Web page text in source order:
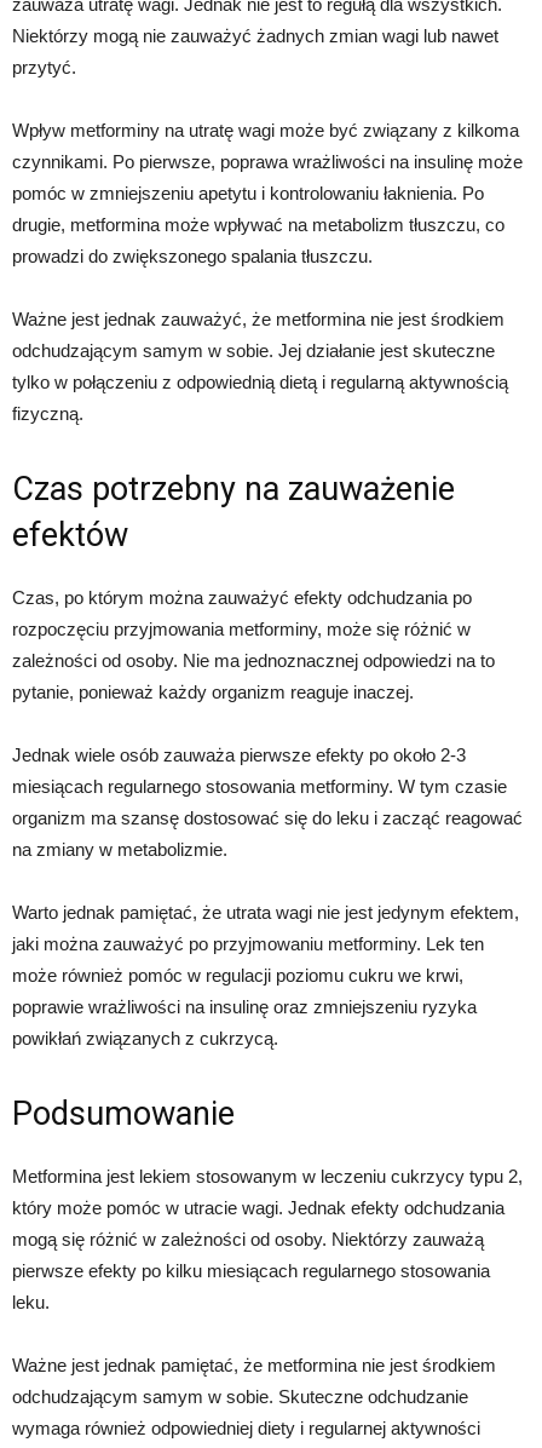
zauważa utratę wagi. Jednak nie jest to regułą dla wszystkich.
Niektórzy mogą nie zauważyć żadnych zmian wagi lub nawet
przytyć.
Wpływ metforminy na utratę wagi może być związany z kilkoma
czynnikami. Po pierwsze, poprawa wrażliwości na insulinę może
pomóc w zmniejszeniu apetytu i kontrolowaniu łaknienia. Po
drugie, metformina może wpływać na metabolizm tłuszczu, co
prowadzi do zwiększonego spalania tłuszczu.
Ważne jest jednak zauważyć, że metformina nie jest środkiem
odchudzającym samym w sobie. Jej działanie jest skuteczne
tylko w połączeniu z odpowiednią dietą i regularną aktywnością
fizyczną.
Czas potrzebny na zauważenie
efektów
Czas, po którym można zauważyć efekty odchudzania po
rozpoczęciu przyjmowania metforminy, może się różnić w
zależności od osoby. Nie ma jednoznacznej odpowiedzi na to
pytanie, ponieważ każdy organizm reaguje inaczej.
Jednak wiele osób zauważa pierwsze efekty po około 2-3
miesiącach regularnego stosowania metforminy. W tym czasie
organizm ma szansę dostosować się do leku i zacząć reagować
na zmiany w metabolizmie.
Warto jednak pamiętać, że utrata wagi nie jest jedynym efektem,
jaki można zauważyć po przyjmowaniu metforminy. Lek ten
może również pomóc w regulacji poziomu cukru we krwi,
poprawie wrażliwości na insulinę oraz zmniejszeniu ryzyka
powikłań związanych z cukrzycą.
Podsumowanie
Metformina jest lekiem stosowanym w leczeniu cukrzycy typu 2,
który może pomóc w utracie wagi. Jednak efekty odchudzania
mogą się różnić w zależności od osoby. Niektórzy zauważą
pierwsze efekty po kilku miesiącach regularnego stosowania
leku.
Ważne jest jednak pamiętać, że metformina nie jest środkiem
odchudzającym samym w sobie. Skuteczne odchudzanie
wymaga również odpowiedniej diety i regularnej aktywności